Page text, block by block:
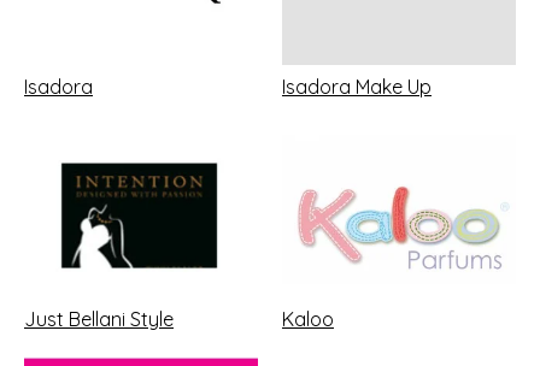
Isadora Isadora Make Up
Just Bellani Style Kaloo